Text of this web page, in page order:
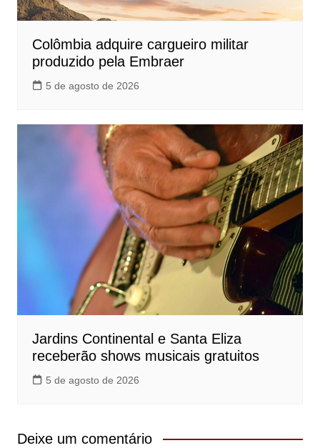
Colômbia adquire cargueiro militar
produzido pela Embraer
5 de agosto de 2026
Jardins Continental e Santa Eliza
receberão shows musicais gratuitos
5 de agosto de 2026
Deixe um comentário